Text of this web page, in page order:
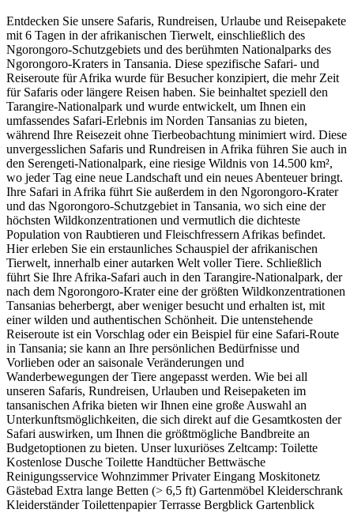
Entdecken Sie unsere Safaris, Rundreisen, Urlaube und Reisepakete
mit 6 Tagen in der afrikanischen Tierwelt, einschließlich des
Ngorongoro-Schutzgebiets und des berühmten Nationalparks des
Ngorongoro-Kraters in Tansania. Diese spezifische Safari- und
Reiseroute für Afrika wurde für Besucher konzipiert, die mehr Zeit
für Safaris oder längere Reisen haben. Sie beinhaltet speziell den
Tarangire-Nationalpark und wurde entwickelt, um Ihnen ein
umfassendes Safari-Erlebnis im Norden Tansanias zu bieten,
während Ihre Reisezeit ohne Tierbeobachtung minimiert wird. Diese
unvergesslichen Safaris und Rundreisen in Afrika führen Sie auch in
den Serengeti-Nationalpark, eine riesige Wildnis von 14.500 km²,
wo jeder Tag eine neue Landschaft und ein neues Abenteuer bringt.
Ihre Safari in Afrika führt Sie außerdem in den Ngorongoro-Krater
und das Ngorongoro-Schutzgebiet in Tansania, wo sich eine der
höchsten Wildkonzentrationen und vermutlich die dichteste
Population von Raubtieren und Fleischfressern Afrikas befindet.
Hier erleben Sie ein erstaunliches Schauspiel der afrikanischen
Tierwelt, innerhalb einer autarken Welt voller Tiere. Schließlich
führt Sie Ihre Afrika-Safari auch in den Tarangire-Nationalpark, der
nach dem Ngorongoro-Krater eine der größten Wildkonzentrationen
Tansanias beherbergt, aber weniger besucht und erhalten ist, mit
einer wilden und authentischen Schönheit. Die untenstehende
Reiseroute ist ein Vorschlag oder ein Beispiel für eine Safari-Route
in Tansania; sie kann an Ihre persönlichen Bedürfnisse und
Vorlieben oder an saisonale Veränderungen und
Wanderbewegungen der Tiere angepasst werden. Wie bei all
unseren Safaris, Rundreisen, Urlauben und Reisepaketen im
tansanischen Afrika bieten wir Ihnen eine große Auswahl an
Unterkunftsmöglichkeiten, die sich direkt auf die Gesamtkosten der
Safari auswirken, um Ihnen die größtmögliche Bandbreite an
Budgetoptionen zu bieten. Unser luxuriöses Zeltcamp: Toilette
Kostenlose Dusche Toilette Handtücher Bettwäsche
Reinigungsservice Wohnzimmer Privater Eingang Moskitonetz
Gästebad Extra lange Betten (> 6,5 ft) Gartenmöbel Kleiderschrank
Kleiderständer Toilettenpapier Terrasse Bergblick Gartenblick